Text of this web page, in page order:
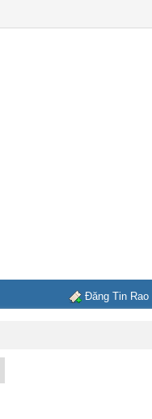
Đăng Tin Rao